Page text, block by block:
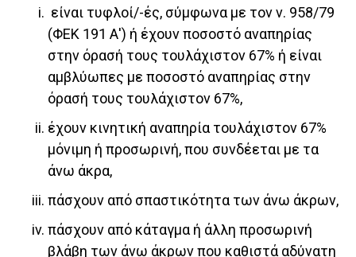
είναι τυφλοί/-ές, σύμφωνα με τον ν. 958/79
(ΦΕΚ 191 Α') ή έχουν ποσοστό αναπηρίας
στην όρασή τους τουλάχιστον 67% ή είναι
αμβλύωπες με ποσοστό αναπηρίας στην
όρασή τους τουλάχιστον 67%,
έχουν κινητική αναπηρία τουλάχιστον 67%
μόνιμη ή προσωρινή, που συνδέεται με τα
άνω άκρα,
πάσχουν από σπαστικότητα των άνω άκρων,
πάσχουν από κάταγμα ή άλλη προσωρινή
βλάβη των άνω άκρων που καθιστά αδύνατη